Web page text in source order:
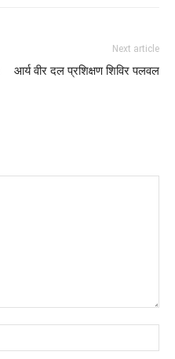
Next article
आर्य वीर दल प्रशिक्षण शिविर पलवल